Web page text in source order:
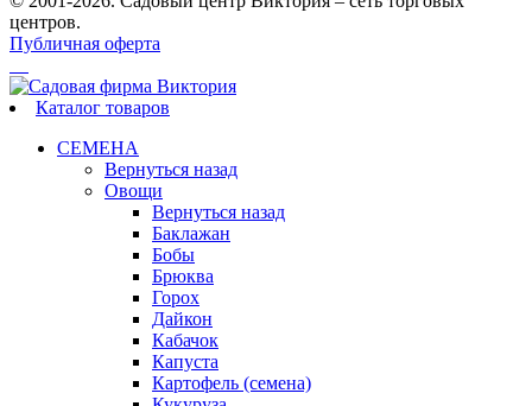
центров.
Публичная оферта
Каталог товаров
СЕМЕНА
Вернуться назад
Овощи
Вернуться назад
Баклажан
Бобы
Брюква
Горох
Дайкон
Кабачок
Капуста
Картофель (семена)